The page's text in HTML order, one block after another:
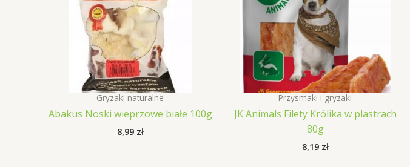
Gryzaki naturalne
Abakus Noski wieprzowe białe 100g
8,99 zł
Przysmaki i gryzaki
JK Animals Filety Królika w plastrach
80g
8,19 zł